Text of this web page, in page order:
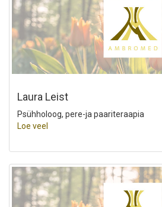
Laura Leist
Psühholoog, pere-ja paariteraapia
Loe veel